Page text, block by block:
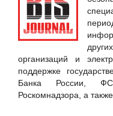
«Национальный
АйТи БАСТИОН
АйТи Мониторинг
Аналитический
АО "ГЛОНАСС"
АО "Концерн "Автоматика"
организаций и
поддержке
Банка России,
Роскомнадзора, а